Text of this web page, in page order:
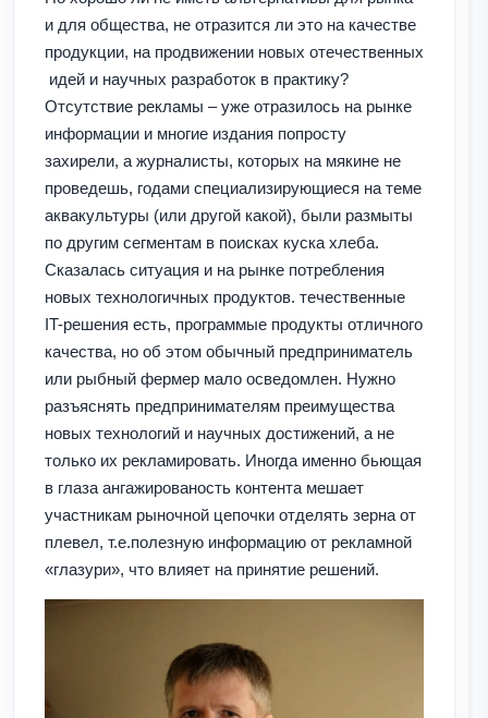
и для общества, не отразится ли это на качестве
продукции, на продвижении новых отечественных
идей и научных разработок в практику?
Отсутствие рекламы – уже отразилось на рынке
информации и многие издания попросту
захирели, а журналисты, которых на мякине не
проведешь, годами специализирующиеся на теме
аквакультуры (или другой какой), были размыты
по другим сегментам в поисках куска хлеба.
Сказалась ситуация и на рынке потребления
новых технологичных продуктов. течественные
IT-решения есть, программые продукты отличного
качества, но об этом обычный предприниматель
или рыбный фермер мало осведомлен. Нужно
разъяснять предпринимателям преимущества
новых технологий и научных достижений, а не
только их рекламировать. Иногда именно бьющая
в глаза ангажированость контента мешает
участникам рыночной цепочки отделять зерна от
плевел, т.е.полезную информацию от рекламной
«глазури», что влияет на принятие решений.